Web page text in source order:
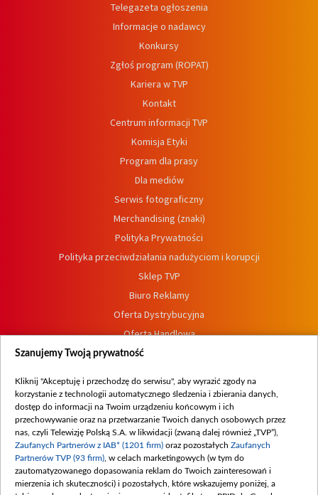
Telegazeta ogłoszenia
Informacje o nadawcy
Konkursy
Zgłoś program (ROPAT)
Kariera w TVP
Kontakt
Centrum informacji TVP
Komisja Etyki
Program dla prasy
Dla mediów
Serwis fotograficzny
Merchandising (znaki)
Polityka Prywatności
Polityka przeciwdziałania nadużyciom i korupcji
Sklep TVP
Biuro Reklamy
Oferta Dystrybucyjna
Oferta Handlowa
Dostępność
Procedura zgłoszeń wewnętrznych
Szanujemy Twoją prywatność
Kliknij "Akceptuję i przechodzę do serwisu", aby wyrazić zgody na
korzystanie z technologii automatycznego śledzenia i zbierania danych,
dostęp do informacji na Twoim urządzeniu końcowym i ich
przechowywanie oraz na przetwarzanie Twoich danych osobowych przez
nas, czyli Telewizję Polską S.A. w likwidacji (zwaną dalej również „TVP”),
Zaufanych Partnerów z IAB* (1201 firm) oraz pozostałych Zaufanych
Partnerów TVP (93 firm) , w celach marketingowych (w tym do
zautomatyzowanego dopasowania reklam do Twoich zainteresowań i
mierzenia ich skuteczności) i pozostałych, które wskazujemy poniżej, a